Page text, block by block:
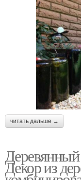
читать дальше →
Декор из